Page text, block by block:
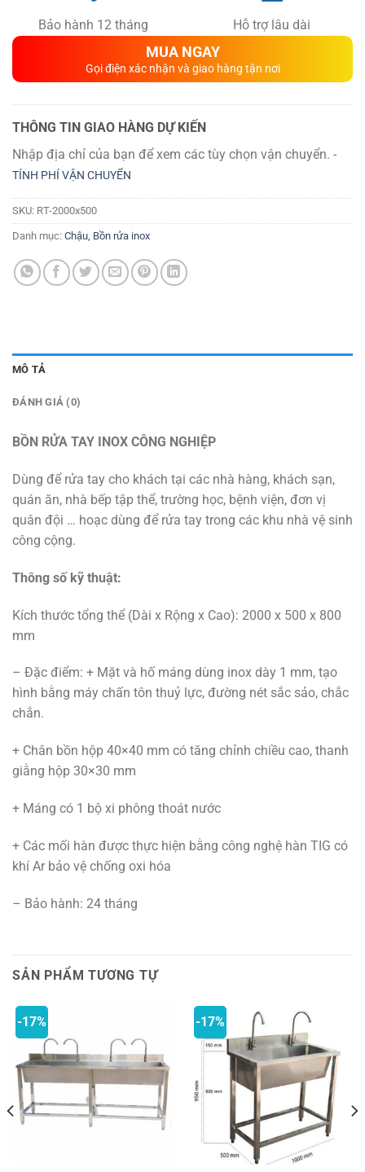
Bảo hành 12 tháng Hỗ trợ lâu dài
MUA NGAY
Gọi điện xác nhận và giao hàng tận nơi
THÔNG TIN GIAO HÀNG DỰ KIẾN
Nhập địa chỉ của bạn để xem các tùy chọn vận chuyển. -
TÍNH PHÍ VẬN CHUYỂN
SKU: RT-2000x500
Danh mục: Chậu, Bồn rửa inox
MÔ TẢ
ĐÁNH GIÁ (0)
BỒN RỬA TAY INOX CÔNG NGHIỆP
Dùng để rửa tay cho khách tại các nhà hàng, khách sạn,
quán ăn, nhà bếp tập thể, trường học, bệnh viện, đơn vị
quân đội … hoạc dùng để rửa tay trong các khu nhà vệ sinh
công cộng.
Thông số kỹ thuật:
Kích thước tổng thể (Dài x Rộng x Cao): 2000 x 500 x 800
mm
– Đặc điểm: + Mặt và hố máng dùng inox dày 1 mm, tạo
hình bằng máy chấn tôn thuỷ lực, đường nét sắc sảo, chắc
chắn.
+ Chân bồn hộp 40×40 mm có tăng chỉnh chiều cao, thanh
giằng hộp 30×30 mm
+ Máng có 1 bộ xi phông thoát nước
+ Các mối hàn được thực hiện bằng công nghệ hàn TIG có
khí Ar bảo vệ chống oxi hóa
– Bảo hành: 24 tháng
SẢN PHẨM TƯƠNG TỰ
-17% -17%